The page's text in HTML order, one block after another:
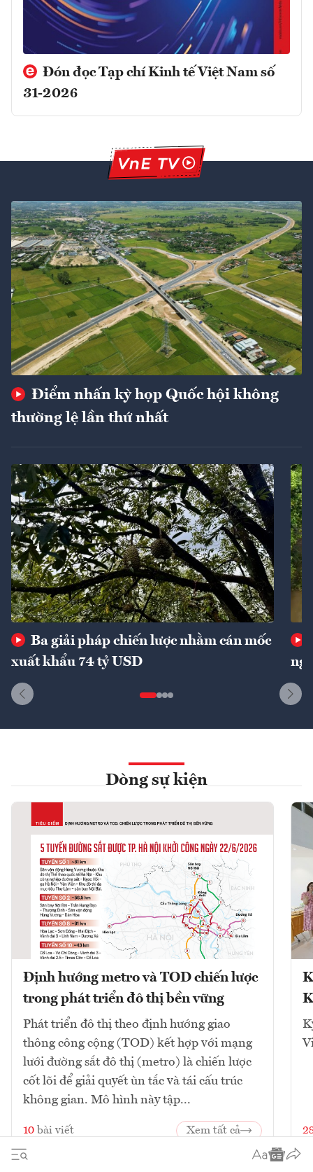
Đón đọc Tạp chí Kinh tế Việt Nam số
31-2026
Điểm nhấn kỳ họp Quốc hội không
thường lệ lần thứ nhất
Ba giải pháp chiến lược nhằm cán mốc
xuất khẩu 74 tỷ USD
Dòng sự kiện
Định hướng metro và TOD chiến lược
trong phát triển đô thị bền vững
Phát triển đô thị theo định hướng giao
thông công cộng (TOD) kết hợp với mạng
lưới đường sắt đô thị (metro) là chiến lược
cốt lõi để giải quyết ùn tắc và tái cấu trúc
không gian. Mô hình này tập...
10 bài viết Xem tất cả